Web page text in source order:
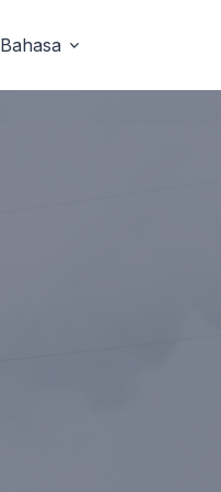
Bahasa